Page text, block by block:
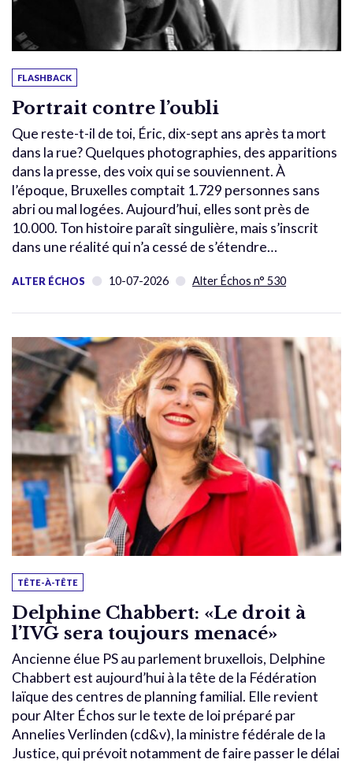
FLASHBACK
Portrait contre l’oubli
Que reste-t-il de toi, Éric, dix-sept ans après ta mort
dans la rue? Quelques photographies, des apparitions
dans la presse, des voix qui se souviennent. À
l’époque, Bruxelles comptait 1.729 personnes sans
abri ou mal logées. Aujourd’hui, elles sont près de
10.000. Ton histoire paraît singulière, mais s’inscrit
dans une réalité qui n’a cessé de s’étendre…
ALTER ÉCHOS 10-07-2026 Alter Échos n° 530
TÊTE-À-TÊTE
Delphine Chabbert: «Le droit à
l’IVG sera toujours menacé»
Ancienne élue PS au parlement bruxellois, Delphine
Chabbert est aujourd’hui à la tête de la Fédération
laïque des centres de planning familial. Elle revient
pour Alter Échos sur le texte de loi préparé par
Annelies Verlinden (cd&v), la ministre fédérale de la
Justice, qui prévoit notamment de faire passer le délai